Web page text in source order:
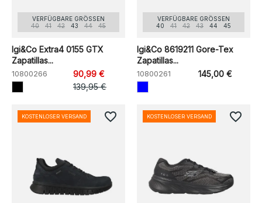
VERFÜGBARE GRÖSSEN
40
41 42 43 44 45
Igi&Co Extra4 0155 GTX
Zapatillas...
10800266
90,99 €
139,95 €
VERFÜGBARE GRÖSSEN
40
41 42 43 44 45
Igi&Co 8619211 Gore-Tex
Zapatillas...
10800261 145,00 €
KOSTENLOSER VERSAND favorite_border KOSTENLOSER VERSAND favorite_border